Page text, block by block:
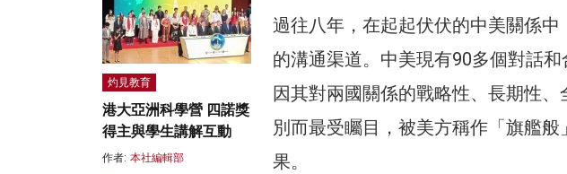
過往八年，在起起伏伏的中美關係
的溝通渠道。中美現有90多個對話
因其對兩國關係的戰略性、長期性
別而最受矚目，被美方稱作「旗艦
果。
灼見教育
港大亞洲科學營 四諾獎
得主與學生講解互動
作者: 本社編輯部